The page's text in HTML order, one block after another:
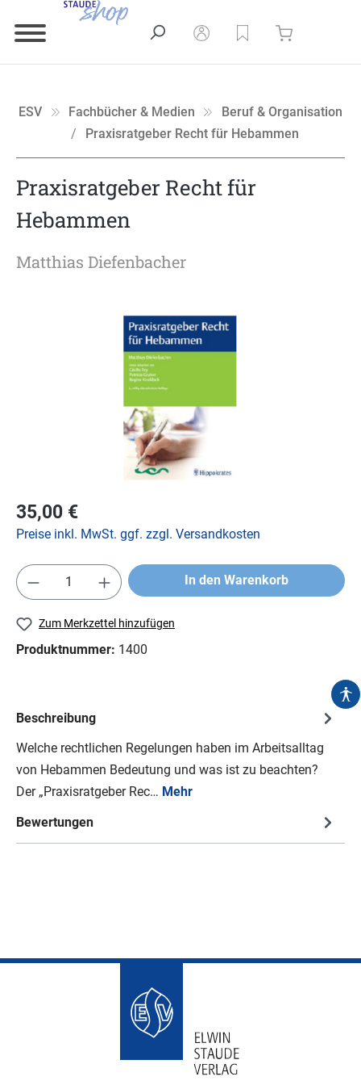
ESV Fachbücher & Medien
Beruf & Organisation
Praxisratgeber Recht für Hebammen
Praxisratgeber Recht für
Hebammen
Matthias Diefenbacher
35,00 €
Preise inkl. MwSt. ggf. zzgl. Versandkosten
In den Warenkorb
Zum Merkzettel hinzufügen
Produktnummer: 1400
Beschreibung
Welche rechtlichen Regelungen haben im Arbeitsalltag
von Hebammen Bedeutung und was ist zu beachten?
Der „Praxisratgeber Rec… Mehr
Bewertungen